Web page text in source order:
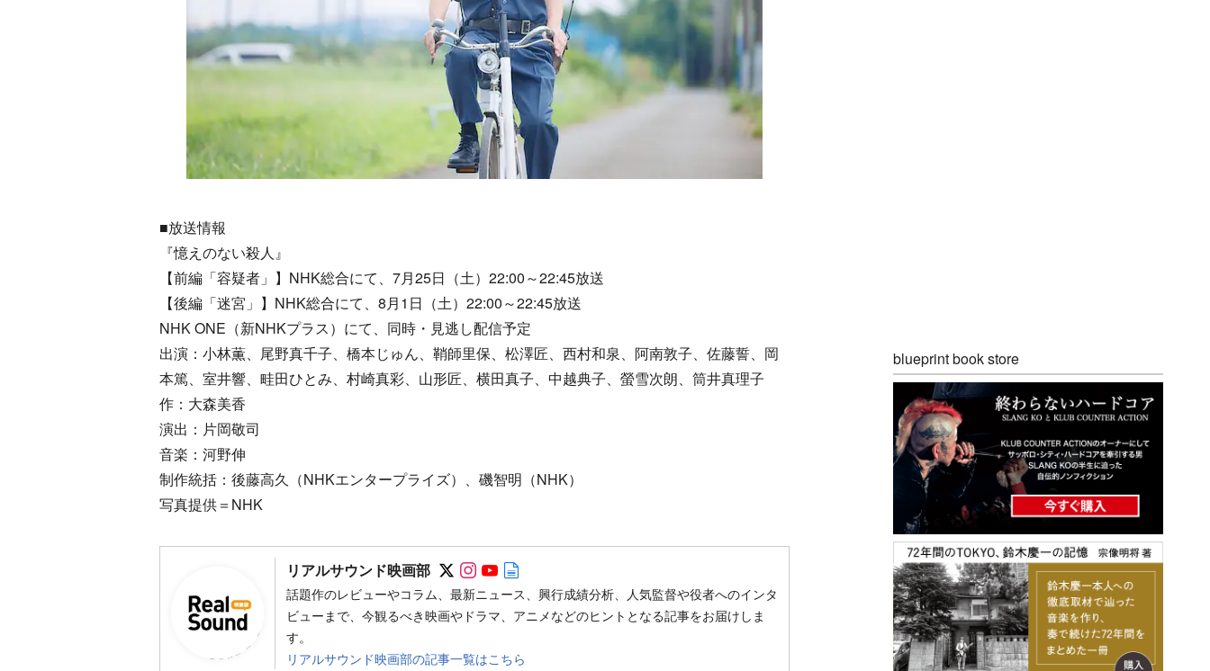
■放送情報
『憶えのない殺人』
【前編「容疑者」】NHK総合にて、7月25日（土）22:00～22:45放送
【後編「迷宮」】NHK総合にて、8月1日（土）22:00～22:45放送
NHK ONE（新NHKプラス）にて、同時・見逃し配信予定
出演：小林薫、尾野真千子、橋本じゅん、鞘師里保、松澤匠、西村和泉、阿南敦子、佐藤誓、岡
本篤、室井響、畦田ひとみ、村崎真彩、山形匠、横田真子、中越典子、螢雪次朗、筒井真理子
作：大森美香
演出：片岡敬司
音楽：河野伸
制作統括：後藤高久（NHKエンタープライズ）、磯智明（NHK）
写真提供＝NHK
リアルサウンド映画部 Follow on SNS
Follow on SNS
Follow on SNS
話題作のレビューやコラム、最新ニュース、興行成績分析、人気監督や役者へのインタ
ビューまで、今観るべき映画やドラマ、アニメなどのヒントとなる記事をお届けしま
す。
リアルサウンド映画部の記事一覧はこちら
blueprint book store